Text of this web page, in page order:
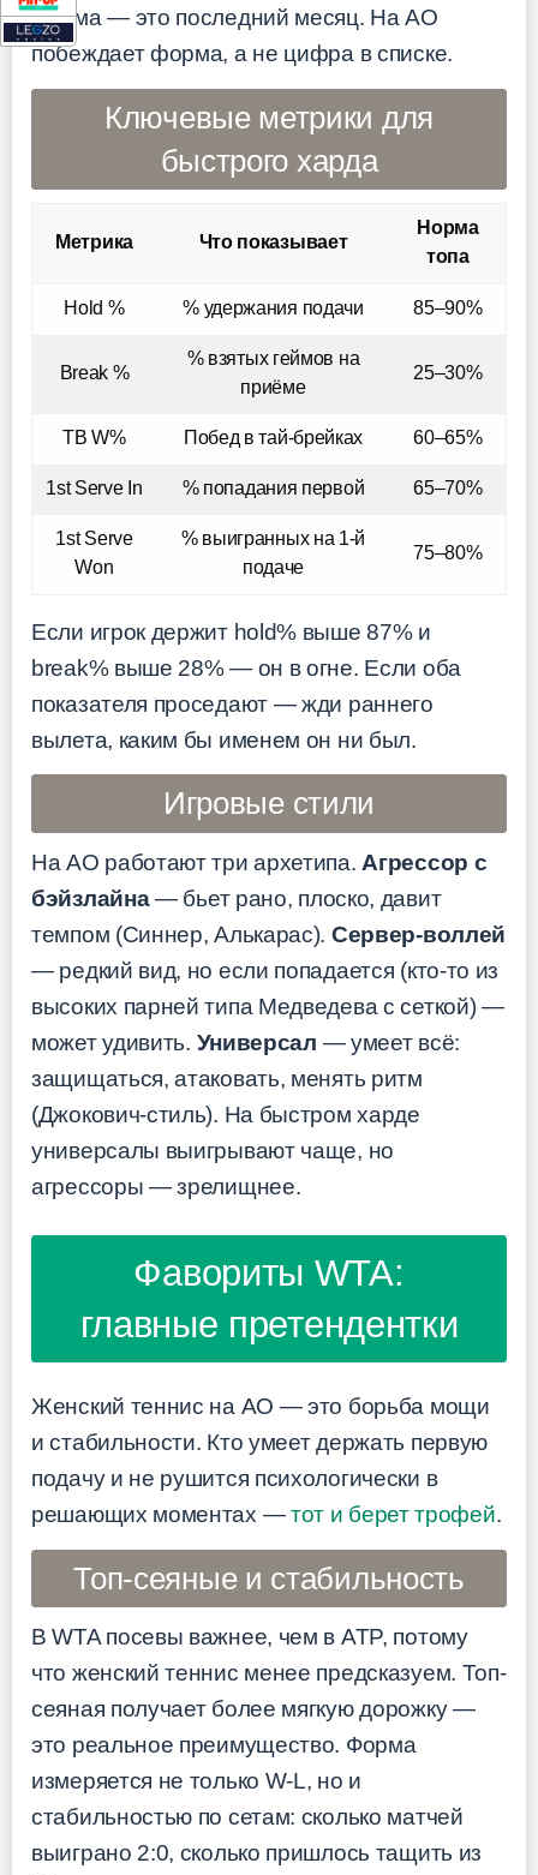
Форма — это последний месяц. На AO
побеждает форма, а не цифра в списке.
Ключевые метрики для
быстрого харда
Метрика Что показывает
Норма
топа
Hold % % удержания подачи 85–90%
Break %
% взятых геймов на
приёме
25–30%
TB W% Побед в тай-брейках 60–65%
1st Serve In % попадания первой 65–70%
1st Serve
Won
% выигранных на 1-й
подаче
75–80%
Если игрок держит hold% выше 87% и
break% выше 28% — он в огне. Если оба
показателя проседают — жди раннего
вылета, каким бы именем он ни был.
Игровые стили
На AO работают три архетипа. Агрессор с
бэйзлайна— бьет рано, плоско, давит
темпом (Синнер, Алькарас). Сервер-воллей
— редкий вид, но если попадается (кто-то из
высоких парней типа Медведева с сеткой) —
может удивить. Универсал — умеет всё:
защищаться, атаковать, менять ритм
(Джокович-стиль). На быстром харде
универсалы выигрывают чаще, но
агрессоры — зрелищнее.
Фавориты WTA:
главные претендентки
Женский теннис на AO — это борьба мощи
и стабильности. Кто умеет держать первую
подачу и не рушится психологически в
решающих моментах —тот и берет трофей.
Топ-сеяные и стабильность
В WTA посевы важнее, чем в ATP, потому
что женский теннис менее предсказуем. Топ-
сеяная получает более мягкую дорожку —
это реальное преимущество. Форма
измеряется не только W-L, но и
стабильностью по сетам: сколько матчей
выиграно 2:0, сколько пришлось тащить из